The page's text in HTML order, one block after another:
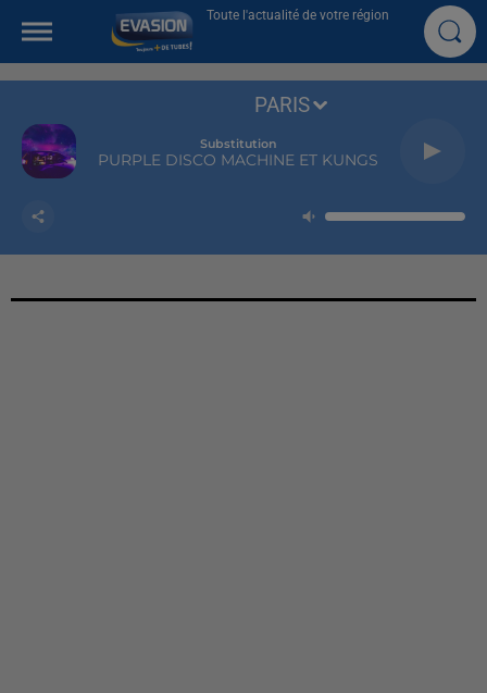
Toute l'actualité de votre région
Substitution
PURPLE DISCO MACHINE ET KUNGS
PARIS